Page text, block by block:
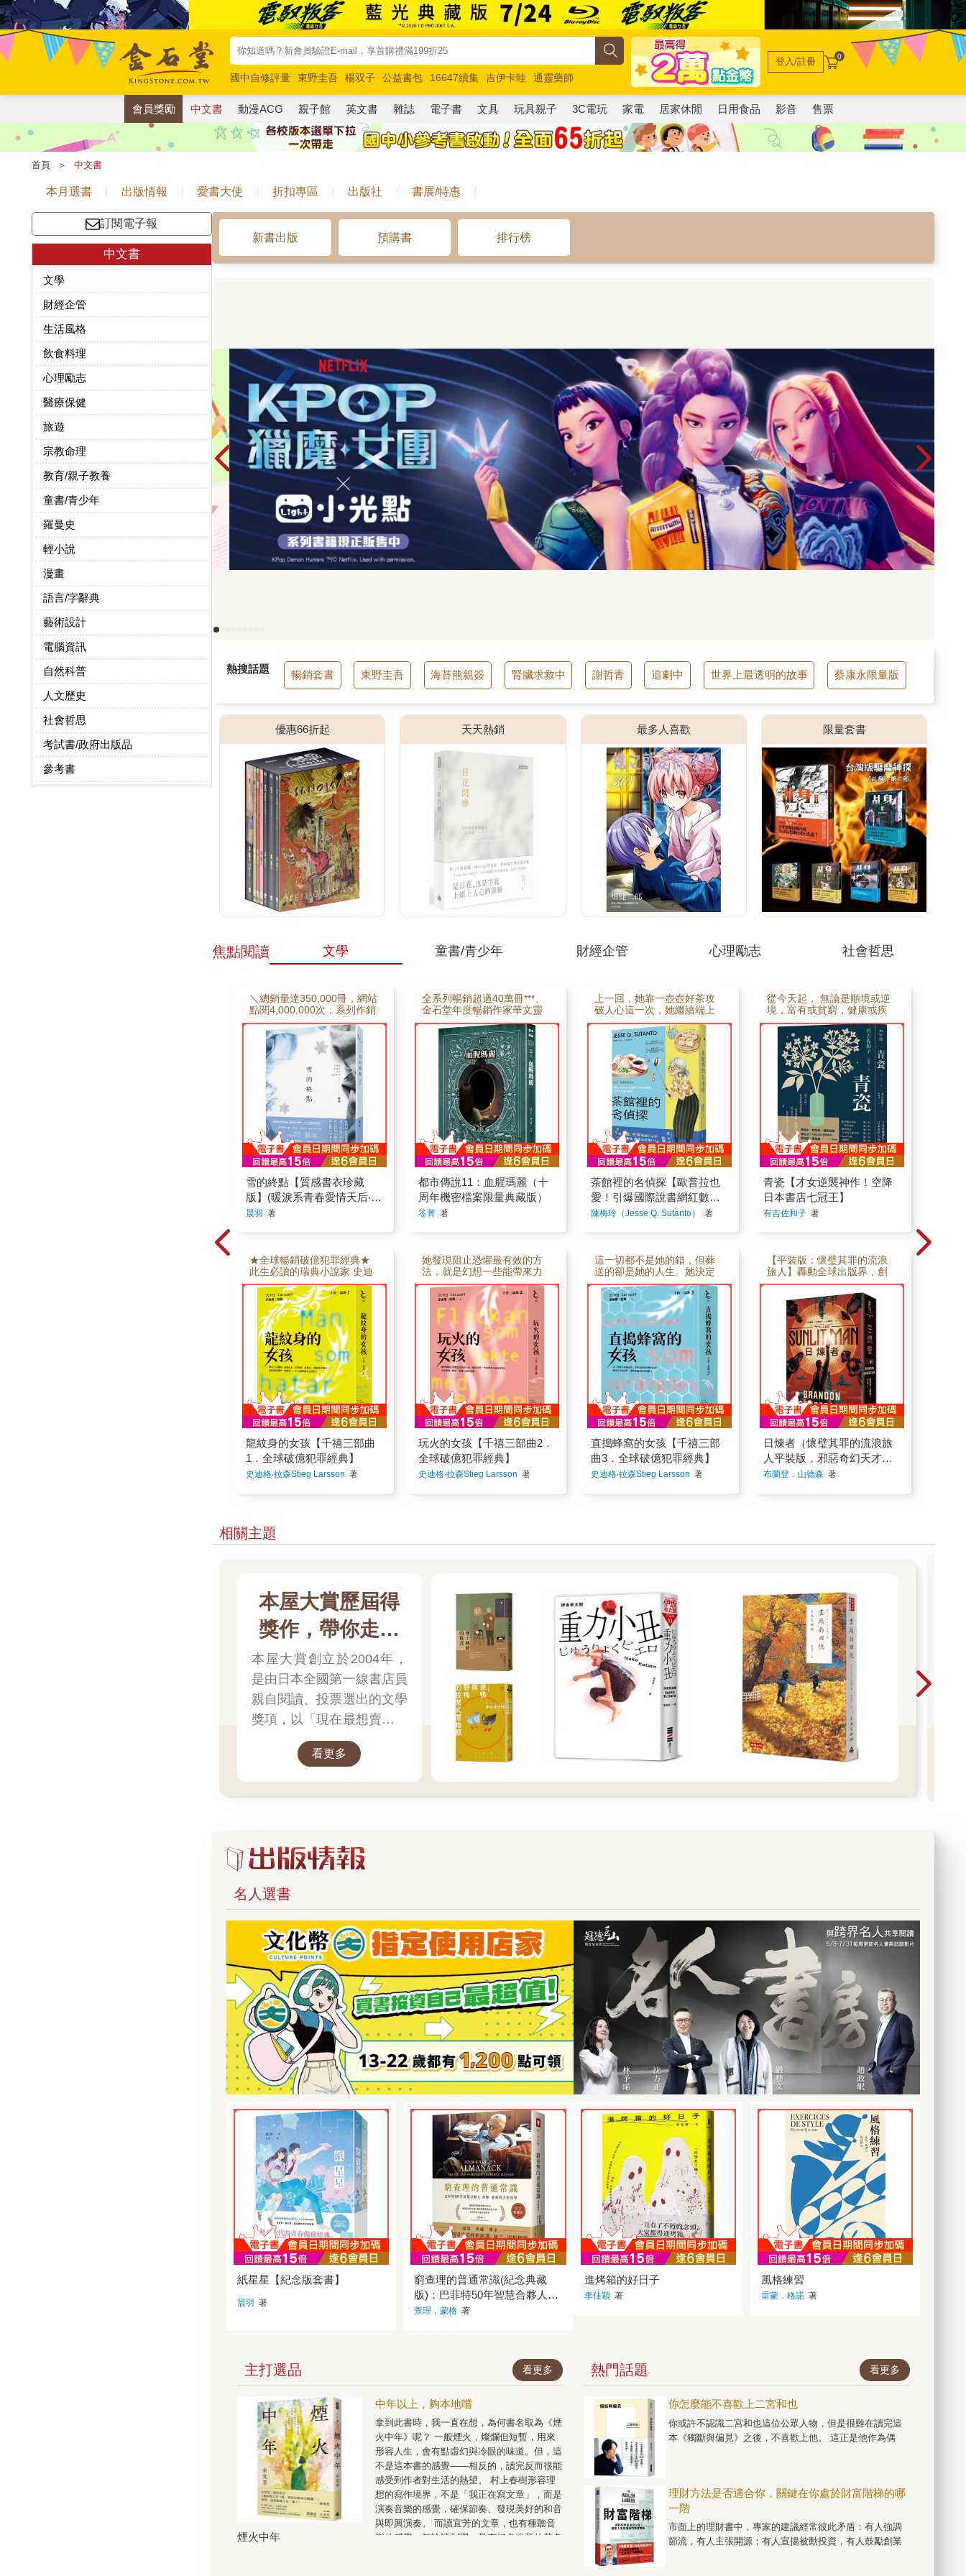
國中自修評量 東野圭吾 楊双子 公益書包 16647續集 吉伊卡哇
通靈藥師
唯紅花綻放
奧德賽 路邊攤新作 馬斯克 玩具總動員5 超慢跑
登入/註冊 0
會員獎勵 中文書 動漫ACG 親子館 英文書 雜誌 電子書 文具 玩具親子 3C電玩 家電 居家休閒 日用食品 影音 售票
首頁 ＞ 中文書
本月選書 出版情報 愛書大使 折扣專區 出版社 書展/特惠
訂閱電子報
中文書
文學
財經企管
生活風格
飲食料理
心理勵志
醫療保健
旅遊
宗教命理
教育/親子教養
童書/青少年
羅曼史
輕小說
漫畫
語言/字辭典
藝術設計
電腦資訊
自然科普
人文歷史
社會哲思
考試書/政府出版品
參考書
新書出版 預購書 排行榜
熱搜話題 暢銷套書 東野圭吾 海苔熊親簽 腎臟求救中 謝哲青 追劇中 世界上最透明的故事 蔡康永限量版
優惠66折起 天天熱銷 最多人喜歡 限量套書
焦點閱讀 文學 童書/青少年 財經企管 心理勵志 社會哲思
＼總銷量達350,000冊，網站
點閱4,000,000次，系列作銷
量達30,000冊／ 制霸***‧**‧
金石堂銷售排行榜 暖淚系青
春愛情天后‧晨羽 繼《看見
雪的日子》、《流沙》、
《兄妹》， 全新加筆黑暗純
愛系列最終曲！ 我們因命運
相遇， 成了最貼近彼此祕密
的盟友， 但這段緣分的未
來，你我都心照不宣…… ღ
系列作《看見雪的日子》已
售出影視版權 ღ首刷加贈：
冬日微光珍藏卡片（※首刷
後即無贈品） ღ收錄限定番
外〈冬天結束之後〉、〈冬
天開始之前〉 ღ書衣精挑細
選凝雪映畫紙，搭配瑞典赤
牛皮紙內封，內外皆美
——————♥︎——————
一場車禍，讓同為傷患的我
們相識。 樂觀開朗、活潑健
談的妳，讓我看似倒楣的旅
途，多了一些歡笑。 第二次
相遇，是在台東的一間民
宿， 一對上眼，妳一定認出
我了，因為我也是。 但我們
都不願說破，只當彼此是不
期而遇的過客。 第三次見
面，妳主動找上我， 說能陪
我在有限的時間內走遍各
地， 條件是，未來我們都不
要再相認。 各懷心思的我
們，相遇在錯誤的時機， 沒
把這段緣分放在心上，也不
覺得彼此會有什麼未來。 不
過，正因為以後不會再有交
集， 我們才能毫無負擔地分
享個人的、私密的事。 「你
是不是也有點捨不得我？」
這段緣分的終點，早已在初
近…… ＊相關系列作：《看
見雪的日子》、《流沙》、
雪的終點【質感書衣珍藏
版】(暖淚系青春愛情天后‧晨
羽，全新加筆黑暗純愛系列
晨羽 著
全系列暢銷超過40萬冊***、
金石堂年度暢銷作家華文靈
異天后笭菁十年間每一年每
一本皆上榜暢銷系列作品都
市傳說十周年機密檔案限量
典藏版請注意:機密檔案裡的
都市傳說，極度危險，由靈
異調查員303笭菁深入探查，
且加入撰寫番外篇，與原故
事延伸或有相關，檔案勿洩
漏！機密檔案11《血腥瑪
麗》鏡子、蠟燭、口訣，想
要召喚「血腥瑪麗」完成願
望？那要有決心！會死的決
心！S高中辦校慶活動，感染
「夏天教」的都市傳說狂熱
者，集合了「紅衣小女孩、
樓下的男人、瑪莉娃娃、隙
間女……」一堆都市傳說，
將其實體化為「驚奇屋」，
臨指導。而就在天花板吊著
胸口插刀的布娃娃、裂嘴女
拿著剪刀追人、在慘紅燈光
下的斷肢殘臂假人假頭顱四
處散布之後，突然一具穿著
高中女生制服的「毀容、挖
眼」屍體從天而降，眾所驚
懼之際，唯有夏玄允和郭岳
洋眼睛熠熠有光，聲音聽起
來有點顫抖，興奮到顫抖。
都市傳說再度來臨──她環顧
四周，雪白的方型磁磚、七
分滿的紅血浴缸，浴缸上頭
還飄著一些頭髮。「冷靜！
冷靜……」女孩雙手互絞。
她走到陳舊又血跡斑斑的洗
手台前，鏡子上方的牆壁用
紅色顏料寫著：「請召喚三
次：Bloody Mary Bloody M
ary Bloody Mary」，右手
邊的牆刻意寫上凌亂的字
「Bloody Mary……」她是來
召喚血腥瑪麗的！夏玄允下
意識緩緩的轉向在他左手邊
飄浮著的黑色頭髮，極為緩
慢的，他開始抬起他的左
手……圓形的球狀物緩緩浮
現，亂髮覆蓋，直到那挺直
傳說機密檔案，以極機密檔
案書籍格式呈現，書寫驚悚
的都市傳說，封面四邊金框
詭異圖騰印金，封面中間即
是都市傳說的黑影，做「感
溫」模式，需要搓熱，才能
顯影出都市傳說本體，若隱
都市傳說的危險度！（都市
都市傳說11：血腥瑪麗（十
周年機密檔案限量典藏版）
笭菁 著
上一回，她靠一壺壺好茶攻
破人心這一次，她繼續端上
好料，還潛入網紅圈，甚至
挑戰直播辦案？！好管閒事
的薇拉姨母，升級辦案規
格，前作原班人馬大集合，
「解謎俱樂部」再登場！這
次薇拉面對的是更危險的犯
罪組織，她得自製防身工
具，戰鬥力破表的她，學會
掌握流量密碼、深入線上社
群，號召網友作夥破案～★
超級暢銷書《茶館裡的嫌疑
人》更刺激有勁的續作★You
Tube、IG、TikTok說書網紅
圈人人讚不絕口★華納影業 ×
歐普拉影視版權開發中★推
書手L、余小芳、畫說有一
天、Alice閱讀手繪札記 好評
推薦💡薇拉等待已久的新案
局，讓一群警察從此把她當
自己人。2. 泡上一壺玫瑰花
茶給年輕女子米莉，讓她開
始想家，向薇拉說出移民歷
程。（嫌疑人1號）3. 塞一碗
熱騰騰的排骨湯給網紅艾姆
絲，喝下之後不自覺放鬆招
認身分。（嫌疑人2號）4. 被
煲仔飯加脆皮燒肉收買的提
傑，光從吃相就能看出他將
說出真話。（嫌疑人3號）5.
準備了叫化雞、紅燒五花肉
與麻辣烤鯉魚，觀察眾人吃
飯的神情，猜出嫌疑人。6.
泡一杯濃郁香甜的奶茶，讓
沮喪的角色在茶香中卸下心
防。7. 帶三層提盒塔的菜潛
入網紅派對，靠中式叉燒肉
和椒鹽鮮魷征服全場。＼好
看又得獎 薇拉阿姨備受獎項
肯定／★2025年 Goodreads
度生意好轉，身邊圍繞著如
家人般的朋友，而且兒子提
利終於脫單了！對象正是上
次辦案的瑟琳娜警官。儘管
這一切改變很圓滿，但薇拉
心底仍不滿足，她還有一個
小願望──如果能再有一樁謀
殺案讓她動腦……(咦?!)終
於，薇拉發現一名焦急尋找
失蹤友人的年輕女子，更在
到提利屋裡幫忙照顧貓之
際，「不小心」在兒子女友
公事包裡翻到警方的卷宗，
得知有名神祕網紅剛剛離奇
死亡，而「他」正是女子宣
人的友人、社群帳號、警方
「他」的人生究竟藏了多少
張面具？名偵探薇拉決定親
自出馬，運用獨門的「謀殺
案凶手公式」鎖定三名嫌疑
人，並以邀約晚餐為名，把
嫌犯全數請到家中，再趁眾
人酒酣耳熱之際，不動聲色
地宣布：今晚，大家要跟她
一起調查一樁謀殺案──為了
釐清死因，薇拉深入網紅
圈，一邊查案，一邊學著拍
片更新動態，並集結上一次
茶館命案的嫌疑人組成「解
謎俱樂部」，號召網友提供
線索。豈料，隨著調查愈深
入，她招來的威脅也愈發凶
險，甚至危及她的性命……
後，印尼華裔作家陳梅玲再
次帶來感人又好笑的續集。
讓「地表最強私家偵探」薇
拉，在充滿謊言的社群時
代，識破真相。❥國際媒體盛
讚薇拉睿智風趣、個性鮮
明，讓人對她的下一次冒險
迫不及待。──《紐約時報》
薇拉用心建立的另類家庭充
滿溫情；另一方面，這部小
說也揭露虛假關係要付出的
代價。──《科克斯書評》星
級評論作者再度端上薇拉推
理饗宴，烹調出一場美食盛
宴。──《書單》薇拉嗜好打
探又直爽的行事風格，穩步
推進小說情節。故事生動活
和一杯茶，準備一口氣讀到
天亮吧！──《Book Riot》充
印證：沒有哪樁謀殺案，是
薇拉搞不定的。──《西雅圖
時報》與前作《茶館裡的嫌
疑人》同樣迷人。──《波士
頓環球報》薇拉可愛又令人
抓狂，本書讀起來令人欣
喜。──《丹佛郵報》幽默與
將再度沉浸在爆笑連連的劇
情，跟著薇拉一起冒險。──
《圖書館雜誌》星級評論❥讀
者五星好評★★★★★♥ 「薇
拉是我這幾年來遇過最棒的
小說主角。她強悍、善良、
愛管閒事又聰明絕頂！」♥
茶館裡的名偵探【歐普拉也
愛！引爆國際說書網紅數十
萬則好評《茶館裡的嫌疑
陳梅玲（Jesse Q. Sutanto） 著
從今天起， 無論是順境或逆
境，富有或貧窮，健康或疾
病， 這只青瓷，都將成為你
人生的見證…… ★看完絕對
想找人討論的故事！ ★2011
年改版重出至今，熱銷近百
萬冊。 ★空降日本書店七冠
王！ 熊澤書店第1名 丸善淳
久堂書店第1名 紀伊國屋書店
第1名 三省堂書店第1名 Boo
k First第1名 有隣堂第1名 未
來屋書店第1名 一只無名陶藝
家燒製的透亮青瓷， 竟默默
串連起13段人生，見證了13
個家庭的悲喜， 而青瓷一次
次流轉後，才揭曉最驚喜的
結局…… 日本才女作家有吉
佐和子的小說《青瓷》，曾
絕版多年，2011年獲編輯慧
眼挖掘重新出版，2023年更
登上日本七家書店冠軍，銷
量近百萬冊！ 小說從無名陶
藝家的「青瓷」展開，這件
起初不受重視的作品，意外
進入百貨公司販售、被人餽
贈、遭偷盜……情節驚喜流
轉，串連起形形色色的人
生，也見證了各種家庭和職
場的苦惱、幸福與細膩的人
情冷暖。青瓷以獨特的｢靈魂
之窗｣，默默觀察著一切，無
論是蠢蠢浮動的內心或外在
世界的變化，經歷十餘年
後，這只青瓷，又將有何歸
宿？ 2023年以降，這部小說
幾乎席捲了日本書市及大眾
生活。NHK電視台為此製作
了有吉佐和子作家特輯，使
全國書店收到蜂擁而至的訂
單，名人紛紛分享讀書心
得，社群上熱烈討論這本
感。瓷器肌理所透出的那分
冷峻，時而直指人性弱點，
時而賦予慰藉。然則，有吉
佐和子溫柔地告訴讀者，能
夠理解美之真諦的，終究是
溫暖的人心。」 ［誠摯推
薦］ 蔡康永│作家 詹宏志│作
家 翁煌德│《無影無蹤》主
筆․影評人․策展人 郭怡汝│
不務正業的博物館吧 陳玉勳
│《大濛》導演 葉怡蘭│飲食
生活作家‧《Yilan美食生活玩
家》網站主人 ［跨世代讀者
好評］ ․這本書我買了兩次，
第一次借給好多人，書變得
回來讀，想不到還是這麼好
味！ ․有許多讓人忍不住笑出
來的場景與對話，色彩豐富
的故事。 ․小說中熟年夫妻的
真實對話，有放棄也有互相
包容，令人反思。 ․以青瓷連
結的人生樣貌，登場人物彷
彿是身邊的人那般親近，宛
如身歷其境。 ․輾轉的青瓷描
繪出各種人生，期待著下一
個擁有它的人又會遇到什麼
有趣的事。 ․閱讀感受非常舒
服非常好的一本書，有川端
康成作品感受到的細膩與人
情。 ․沒有驚天動地的劇情，
卻讓人忍不住想一篇接一篇
讀下去。 ․人生同時伴隨著幽
默與悲哀，人總是這麼的膚
和子真的好厲害，給了我非
常滿足的閱讀體驗。
青瓷【才女逆襲神作！空降
日本書店七冠王】
有吉佐和子 著
★全球暢銷破億犯罪經典★
此生必讀的瑞典小說家 史迪
格．拉森傳世之作他，把犯
罪小說寫成了「全球文化現
象」讓「莎蘭德」成為每個
世代都想詮釋的現象級IP！
繼瑞典三部曲電影、大衛‧芬
奇好萊塢電影之後，英國Sky
與《王冠》團隊正打造全新
影集，以當代背景重啟莎蘭
德的故事！★☆ 收錄吳曉樂
全新導讀「千禧三部曲」 ☆
★ ☆新版紙張輕薄易翻閱‧暢
快閱讀無負擔☆沒讀過「千
禧三部曲」之前，你絕不知
道小說可以寫成這樣☆創造
閱讀盛世的出版傳奇，攻占
全球暢銷書榜超過十年，銷
量破億！ 在瑞典，平均
每3人就擁有1本《龍紋身的
空降紐約時報、亞馬遜暢銷
書榜的北歐小說 在台
灣，同時攻占***、金石堂、**
險。──史蒂芬‧金☆☆☆☆拉
森筆下的女性角色，輪廓清
晰完整，而非誰的附屬，她
們一再面臨險峻的考驗，或
有脆弱悲情，卻絲毫不損其
尊嚴。她們心底雪亮，錯的
不是我。不動輒為男人犯下
的愚蠢錯誤背鍋，不輕易拿
別人的罪行來審判自己。若
男人憎恨我，我必還以等量
齊觀的反擊，而非因此憎恨
自己。這樣的筆法，無論是
些情節，都一再為我注入多
巴胺，為我保存在現實世界
中持續前行的意志跟勇氣。─
環、身刺青、毫無社會地
在生日當天，照例收到了一
幅匿名寄來的裱框壓花，卻
令他情緒潰堤地哭了起
年》雜誌發行人布隆維斯
特，一向以揭發企業醜聞為
ani西裝的卑鄙股市投機客手
上，面臨牢獄之災與信用破
產危機……二十四歲的保全
公司調查員莎蘭德，身材瘦
削、刺青處處、性情乖僻，
卻擁有高超詭譎的電腦技能
與調查能力。但若有人想欺
負看似完美受害者的她，未
來恐怕會十分堪慮……一樁
疑似小島密室的謀殺案，一
個權貴家族的黑暗歷史，一
場小記者對抗資本家的正義
之戰，一段受害女子的復仇
之路，交織成這部精采絕倫
的小說。全書處處驚奇，令
部曲」獲獎紀錄 ☆★兩度奪
下兩屆北歐最佳犯罪小說
「玻璃鑰匙獎」美國安東尼
大獎最佳首作美國亞馬遜書
店年度十大編輯選書亞馬遜
讀者年度選書之冠瑞典最佳
犯罪小說獎 全瑞典讀書俱樂
部會員票選年度大書《紐約
時報》年度百大選書歐洲七
大國家成人小說年度暢銷總
冠軍銀河英國圖書獎年度犯
罪驚悚小說全歐洲暢銷作家T
OP 1台灣高中職百校師長推
薦「驚悚推理，這些可精
彩」瑞典每日新聞譽為「年
度最大文化輸出」★☆ 他們
文學的不朽殿堂，莎蘭德！
聰明、暴力、我行我素，還
是位技巧高超的女駭客，讓
人同時對她感到同情、關心
與羨慕，是一位非常特別的
女主角。有時想想，上帝造
人真是不公平，把有些人做
得很精緻、有些人就隨便做
做，但祂很認真地造了拉森
這位作家。而正因為他的故
事說得太好了，所以上帝要
他趕快回天堂說故事給祂
聽。 ──吳念真（導演） 作
者把一個具有叛逆個性，且
對周遭、對命運、對不公平
待遇永不妥協的女孩刻畫得
絲絲入扣，讓讀者都不禁為
龍紋身的女孩【千禧三部曲
1．全球破億犯罪經典】
史迪格‧拉森Stieg Larsson 著
她發現阻止恐懼最有效的方
法，就是幻想一些能帶來力
量的事物，於是她閉上眼
睛，想像汽油的味道……★
全球暢銷破億犯罪經典★此
生必讀的瑞典小說家 史迪
格．拉森傳世之作他，把犯
罪小說寫成了「全球文化現
象」讓「莎蘭德」成為每個
世代都想詮釋的現象級IP！
繼瑞典三部曲電影、大衛‧芬
奇好萊塢電影之後，英國Sky
與《王冠》團隊正打造全新
影集，以當代背景重啟莎蘭
德的故事！★☆ 吳曉樂全新
導讀「千禧三部曲」 ☆★
（收錄於《龍紋身的女
孩》） ☆新版紙張輕薄易翻
閱‧暢快閱讀無負擔☆★警
告！一本令人上癮的驚悚小
英國《觀察家報》莎蘭德為
雜誌撰寫驚人報導的自由撰
稿人，以及一名聲譽良好的
律師，在家中慘遭謀殺，凶
器上遺留的，竟是莎蘭德的
指紋。人真的是她殺的嗎？
她又究竟躲到哪去了呢？還
會有下一個犧牲者嗎？隨著
案情挖掘愈深，莎蘭德不為
人知的黑暗過往也逐漸揭
露……不論真相如何，莎蘭
德絕不當一個無助的受害
者，她是復仇天使──她正當
的憤怒，將降臨到那些傷害
她的人身上。她寧可被打死
也不受任何委屈。而且，她
有仇必報。☆☆當讀者看完
《龍紋身的女孩》，或將以
搭檔要開始大展身手，調查
害社會之虞的精神疾病患
者？為什麼她的言論跟反應
始終沒有得到最基本的傾
聽？──摘自吳曉樂導讀☆☆
沒讀過「千禧三部曲」之
前，你絕不知道小說可以寫
成這樣☆創造閱讀盛世的出
版傳奇，攻占全球暢銷書榜
超過十年，銷量破億！
在瑞典，平均每3人就擁有1
本《龍紋身的女孩》 在
丹麥，這套小說銷售程度僅
次於《聖經》 在美國，
這是史無前例空降紐約時
*、金石堂、**排行榜冠軍★
☆ 「千禧三部曲」獲獎紀錄
☆★兩度奪下兩屆北歐最佳
犯罪小說「玻璃鑰匙獎」美
國安東尼大獎最佳首作美國
亞馬遜書店年度十大編輯選
書亞馬遜讀者年度選書之冠
瑞典最佳犯罪小說獎 全瑞典
讀書俱樂部會員票選年度大
書《紐約時報》年度百大選
書歐洲七大國家成人小說年
度暢銷總冠軍銀河英國圖書
獎年度犯罪驚悚小說全歐洲
暢銷作家TOP 1台灣高中職
百校師長推薦「驚悚推理，
這些可精彩」瑞典每日新聞
譽為「年度最大文化輸出」
★☆ 我們都愛莎蘭德 ☆★國
際知名作家史蒂芬．金、麥
獎得主尤薩……小野、吳念
真、柯一正、王浩威、殷
琪、南方朔、范立達、詹宏
志、光禹、譚光磊、臥斧、
劉進興、黃國華、張大魯、
冬陽、杜鵑窩人、藍霄、余
小芳、顏九笙、Fran、WC看
看……讚嘆推薦★☆ Millenni
um Trilogy 千禧三部曲 ☆★
史迪格．拉森傳世之作來自
瑞典，史無前例攻占全球暢
銷書榜，屢創紀錄的完美小
說，正待您品嘗《龍紋身的
女孩》MÄN SOM HATAR KV
INNOR莎蘭德登場震撼之
作！失蹤少女、豪門祕密、
玩火的女孩【千禧三部曲2．
全球破億犯罪經典】
史迪格‧拉森Stieg Larsson 著
這一切都不是她的錯，但葬
送的卻是她的人生。她決定
全面反擊，要始作俑者付出
代價！★全球破億犯罪經典
★此生必讀的瑞典小說家 史
迪格．拉森傳世之作他，把
犯罪小說寫成了「全球文化
現象」讓「莎蘭德」成為每
個世代都想詮釋的現象級I
P！繼瑞典三部曲電影、大
衛‧芬奇好萊塢電影之後，英
國Sky與《王冠》團隊正打造
全新影集，以當代背景重啟
莎蘭德的故事！★☆ 吳曉樂
全新導讀「千禧三部曲」 ☆
★（收錄於《龍紋身的女
孩》） ☆新版紙張輕薄易翻
閱‧暢快閱讀無負擔☆★《直
搗蜂窩的女孩》超過六百
頁，很少人能讓每一頁都如
《玩火的女孩》至本書，感
節，然而閱讀的震撼與繚繞
卻會永恆地烙印在心底，久
久不散。──余小芳（暨南大
學推理同好會顧問）★看完
這本書，只能說真是太驚嘆
了！「千禧三部曲」肯定會
在出版史上留下一席之地。
特別是《直搗蜂窩的女
孩》，更是飛車從最高峰直
轉急下最驚心動魄又最驚險
刺激的時刻，非常完美而又
結構完整的一套小說！錯過
它，再多的理由都不能原諒
自己！──范立達（新媒體從
業員） 約特堡的醫院來了兩
名重傷病患──一個是被通緝
個是被莎蘭德用斧頭重擊的
本事讓幕後黑手現出原形
嗎？他的調查會引來什麼樣
的危機？莎蘭德與他的關係
又會有何進展呢？且看絕不
向惡勢力妥協的莎蘭德與布
隆維斯特，直搗祕密的核
心，討回公道與自己的人
生！從個人復仇到國家醜
聞，從祕密行動到法庭交
鋒，所有伏筆在此匯聚，引
爆千禧三部曲最震撼的終
局。☆☆書中每一個決定都
是困難的，這不單純是你要
投靠哪一個陣營，更核心的
叩問是：你一生中要為哪個
德跟布隆維斯特最大的共同
點，即使遊走在法律邊緣，
但他們內心仍維持著對他人
最基本的尊重：不把人視為
工具……隨著我年歲漸長，
我越來越傷懷於拉森的猝
逝，我漸漸明白我們失去了
睿智又不失魅力的聲音，他
的針砭與預言，適用於瑞
典，也及於全體人類。──摘
自吳曉樂導讀☆☆ 沒讀過
「千禧三部曲」之前，你絕
不知道小說可以寫成這樣☆
創造閱讀盛世的出版傳奇，
攻占全球暢銷書榜超過十
年，銷量破億！ 在瑞
典，平均每3人就擁有1本
說 在台灣，同時攻占**
*、金石堂、**排行榜冠軍★
各界讚嘆好評★ 我像個孩子
般帶著幸福與激動的心情讀
完千禧三部曲，真是太棒
了！這套書默默安慰了我
們：或許在這個不完美的世
界裡，並非所有珍貴的價值
都流失了。歡迎進入文學的
不朽殿堂，莎蘭德！ ──馬利
歐．巴爾加斯．尤薩（諾貝
爾文學獎得主） 我承認我的
心情很複雜，既興奮又悲
傷，因為我知道這將是最後
一次感受到這種興奮的心
情……最令人驚喜的可能是
這第三集的結尾完全沒有留
下懸而未決的線索。讀者的
許多疑問已經獲得解決。真
直搗蜂窩的女孩【千禧三部
曲3．全球破億犯罪經典】
史迪格‧拉森Stieg Larsson 著
【平裝版：懷璧其罪的流浪
旅人】轟動全球出版界，創
下前所未有書市奇蹟作品！Ki
ckstarter集資平臺史上破四
千萬美金高標紀錄！CNN、C
NBC、CBS、USA TODAY、
衛報、紐約時報爭相報導雨
果獎得主布蘭登．山德森超
凡驚豔震撼全球祕密計畫★
★來自他界的寰宇時空亡命
之徒，即將與時間賽跑，引
爆有史以來最分秒必爭、熾
熱致命的戰爭！★★持續逃
跑。與殘酷無情的夜旅兵團
拉開距離，已是浪人奉行多
年的上策。他在寰宇各個世
界之間跳躍，總是領先追兵
一、兩步。然而此刻浪人的
能量已近乎耗竭，再也逃不
動，受困於頌星────這個只
假如反抗失敗，若非烈日焚
人不僅必須為生存而戰────
也要拚死拯救自己的靈魂。
——✴✴✴——山神（布蘭
登．山德森）想對書迷說：
我真誠地相信，書只有被閱
讀過才有生命。即使沒有人
讀，我也會持續寫作——這
就是我——我會茁壯成長，
因為我深知這些故事正因各
位而變得鮮活。故事是一種
特殊的藝術，尤其當它被寫
下來時。每個人對故事及其
中人物的想像都會略有不同
——但人人都會在上面刻上
自己的印記，讓它成為屬於
你的獨有作品。在這一切發
使是短暫的）——我不認為
azon讀者，Lior Zerbib這是
個致命有趣的故事！不僅引
人入勝又節奏飛快，如果你
喜歡懸疑、道德困境，想探
索極端環境如何塑造整個文
明，強烈推薦這本必看！
——Amazon讀者，Kyle Rec
ord這是一部偉大的世界觀建
構小說，角色令人驚嘆地複
雜，結局難以預測。你將會
意識到如果多留心一點，應
該就能看出它的走向，但話
說回來，當你如此沉浸在故
事中時，怎麼能想得到某個
重要的細節呢？——Amazon
品！動作場面豐富，刻畫有
力道，人物躍然紙上，推薦
給所有寰宇粉絲。我自己完
全無法放下這本書！一如既
往，山德森描繪了一個你的
想像力可以像浪人一樣漫遊
的新世界。超酷、超超超有
趣！——Amazon讀者，Telr
ao山德森像往常一樣讓我大
吃一驚。浪人了解這個星
球、人類和魔法的方式讓我
牢牢記住書中每一個字。這
本書令人興奮地融合了身臨
其境的故事情節、難以置信
的世界和獨特的人物塑造。
絕對是寰宇又一傑作，值得
加到我的最愛清單上！——A
日煉者（懷璧其罪的流浪旅
人平裝版，邪惡奇幻天才大
神超凡驚豔震撼全球祕密計
布蘭登．山德森 著
相關主題
本屋大賞歷屆得
獎作，帶你走進
閱讀盛宴
本屋大賞創立於2004年，
是由日本全國第一線書店員
親自閱讀、投票選出的文學
獎項，以「現在最想賣、最
想推薦給讀者的一本書」為
核心。 不同於由作家或評
論家評選，本屋大賞更貼近
書店現場與讀者口味，許多
或動畫。除了日本小說的一
門與發掘部門，讓海外佳作
與值得重新被看見的作品走
進更多讀者視野。 不知道
下一本該讀什麼時，跟著書
店員的推薦，往往就能遇見
一個令人捨不得闔上的好故
事。
看更多
名人選書
紙星星【紀念版套書】
晨羽 著
窮查理的普通常識(紀念典藏
版)：巴菲特50年智慧合夥人查
理．蒙格的人生哲學
查理．蒙格 著
進烤箱的好日子
李佳穎著
風格練習
雷蒙．格諾著
主打選品 看更多
煙火中年
中年以上，夠本地嚐
拿到此書時，我一直在想，為何書名取為《煙
火中年》呢？ 一般煙火，燦爛但短暫，用來
形容人生，會有點虛幻與冷眼的味道。但，這
不是這本書的感覺——相反的，讀完反而很能
感受到作者對生活的熱望。 村上春樹形容理
想的寫作境界，不是「我正在寫文章」，而是
演奏音樂的感覺，確保節奏、發現美好的和音
與即興演奏。 而讀宜芳的文章，也有種聽音
樂的感覺。無論讀到哪，常有好多悅耳的菜名
熱門話題 看更多
你怎麼能不喜歡上二宮和也
你或許不認識二宮和也這位公眾人物，但是很難在讀完這
本《獨斷與偏見》之後，不喜歡上他。 這正是他作為偶
本書並不試圖重現那份光芒，反而還刻意將其收起。作為
演員與創作者，二宮和也的才華早已被無數的作品證明；
而在《獨斷與偏見》中，他選擇退到更內在的位置，以作
家的身分，當人生來到中年而立的階段，以一位思考者的
理財方法是否適合你，關鍵在你處於財富階梯的哪
一階
市面上的理財書中，專家的建議經常彼此矛盾：有人強調
節流，有人主張開源；有人宣揚被動投資，有人鼓勵創業